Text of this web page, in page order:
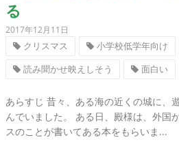
る
2017年12月11日
クリスマス 小学校低学年向け
読み聞かせ映えしそう
面白い
あらすじ 昔々、ある海の近くの城に、
んでいました。 ある日、殿様は、外国
スのことが書いてある本をもらいま...